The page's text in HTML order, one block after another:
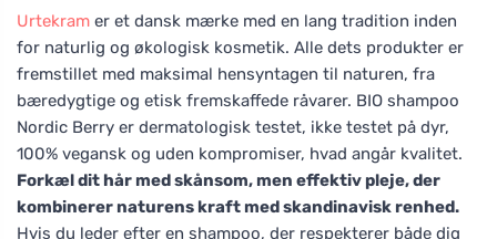
Urtekram er et dansk mærke med en lang tradition inden
for naturlig og økologisk kosmetik. Alle dets produkter er
fremstillet med maksimal hensyntagen til naturen, fra
bæredygtige og etisk fremskaffede råvarer. BIO shampoo
Nordic Berry er dermatologisk testet, ikke testet på dyr,
100% vegansk og uden kompromiser, hvad angår kvalitet.
Forkæl dit hår med skånsom, men effektiv pleje, der
kombinerer naturens kraft med skandinavisk renhed.
Hvis du leder efter en shampoo, der respekterer både dig